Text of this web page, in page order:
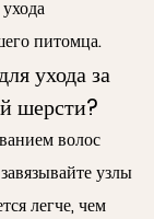
питомца.
ухода за
шерсти?
волос
узлы
легче, чем